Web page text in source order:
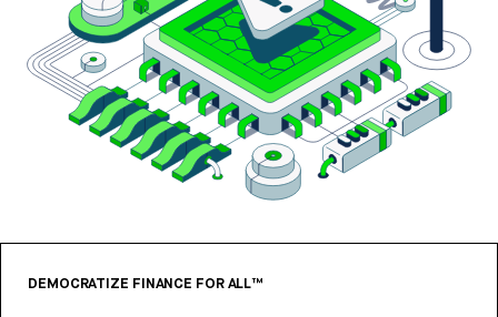
DEMOCRATIZE FINANCE FOR ALL™